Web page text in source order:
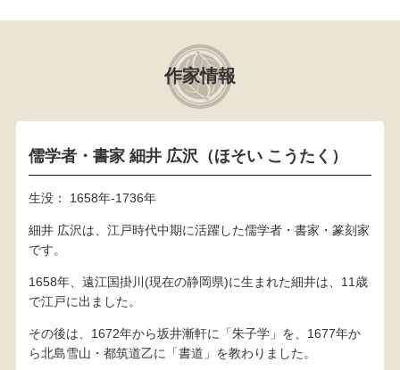
作家情報
儒学者・書家 細井 広沢（ほそい こうたく）
生没： 1658年-1736年
細井 広沢は、江戸時代中期に活躍した儒学者・書家・篆刻家
です。
1658年、遠江国掛川(現在の静岡県)に生まれた細井は、11歳
で江戸に出ました。
その後は、1672年から坂井漸軒に「朱子学」を、1677年か
ら北島雪山・都筑道乙に「書道」を教わりました。